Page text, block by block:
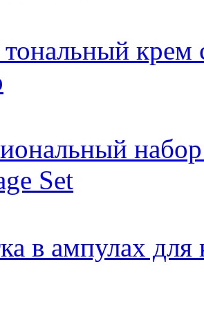
Set
в ампулах для